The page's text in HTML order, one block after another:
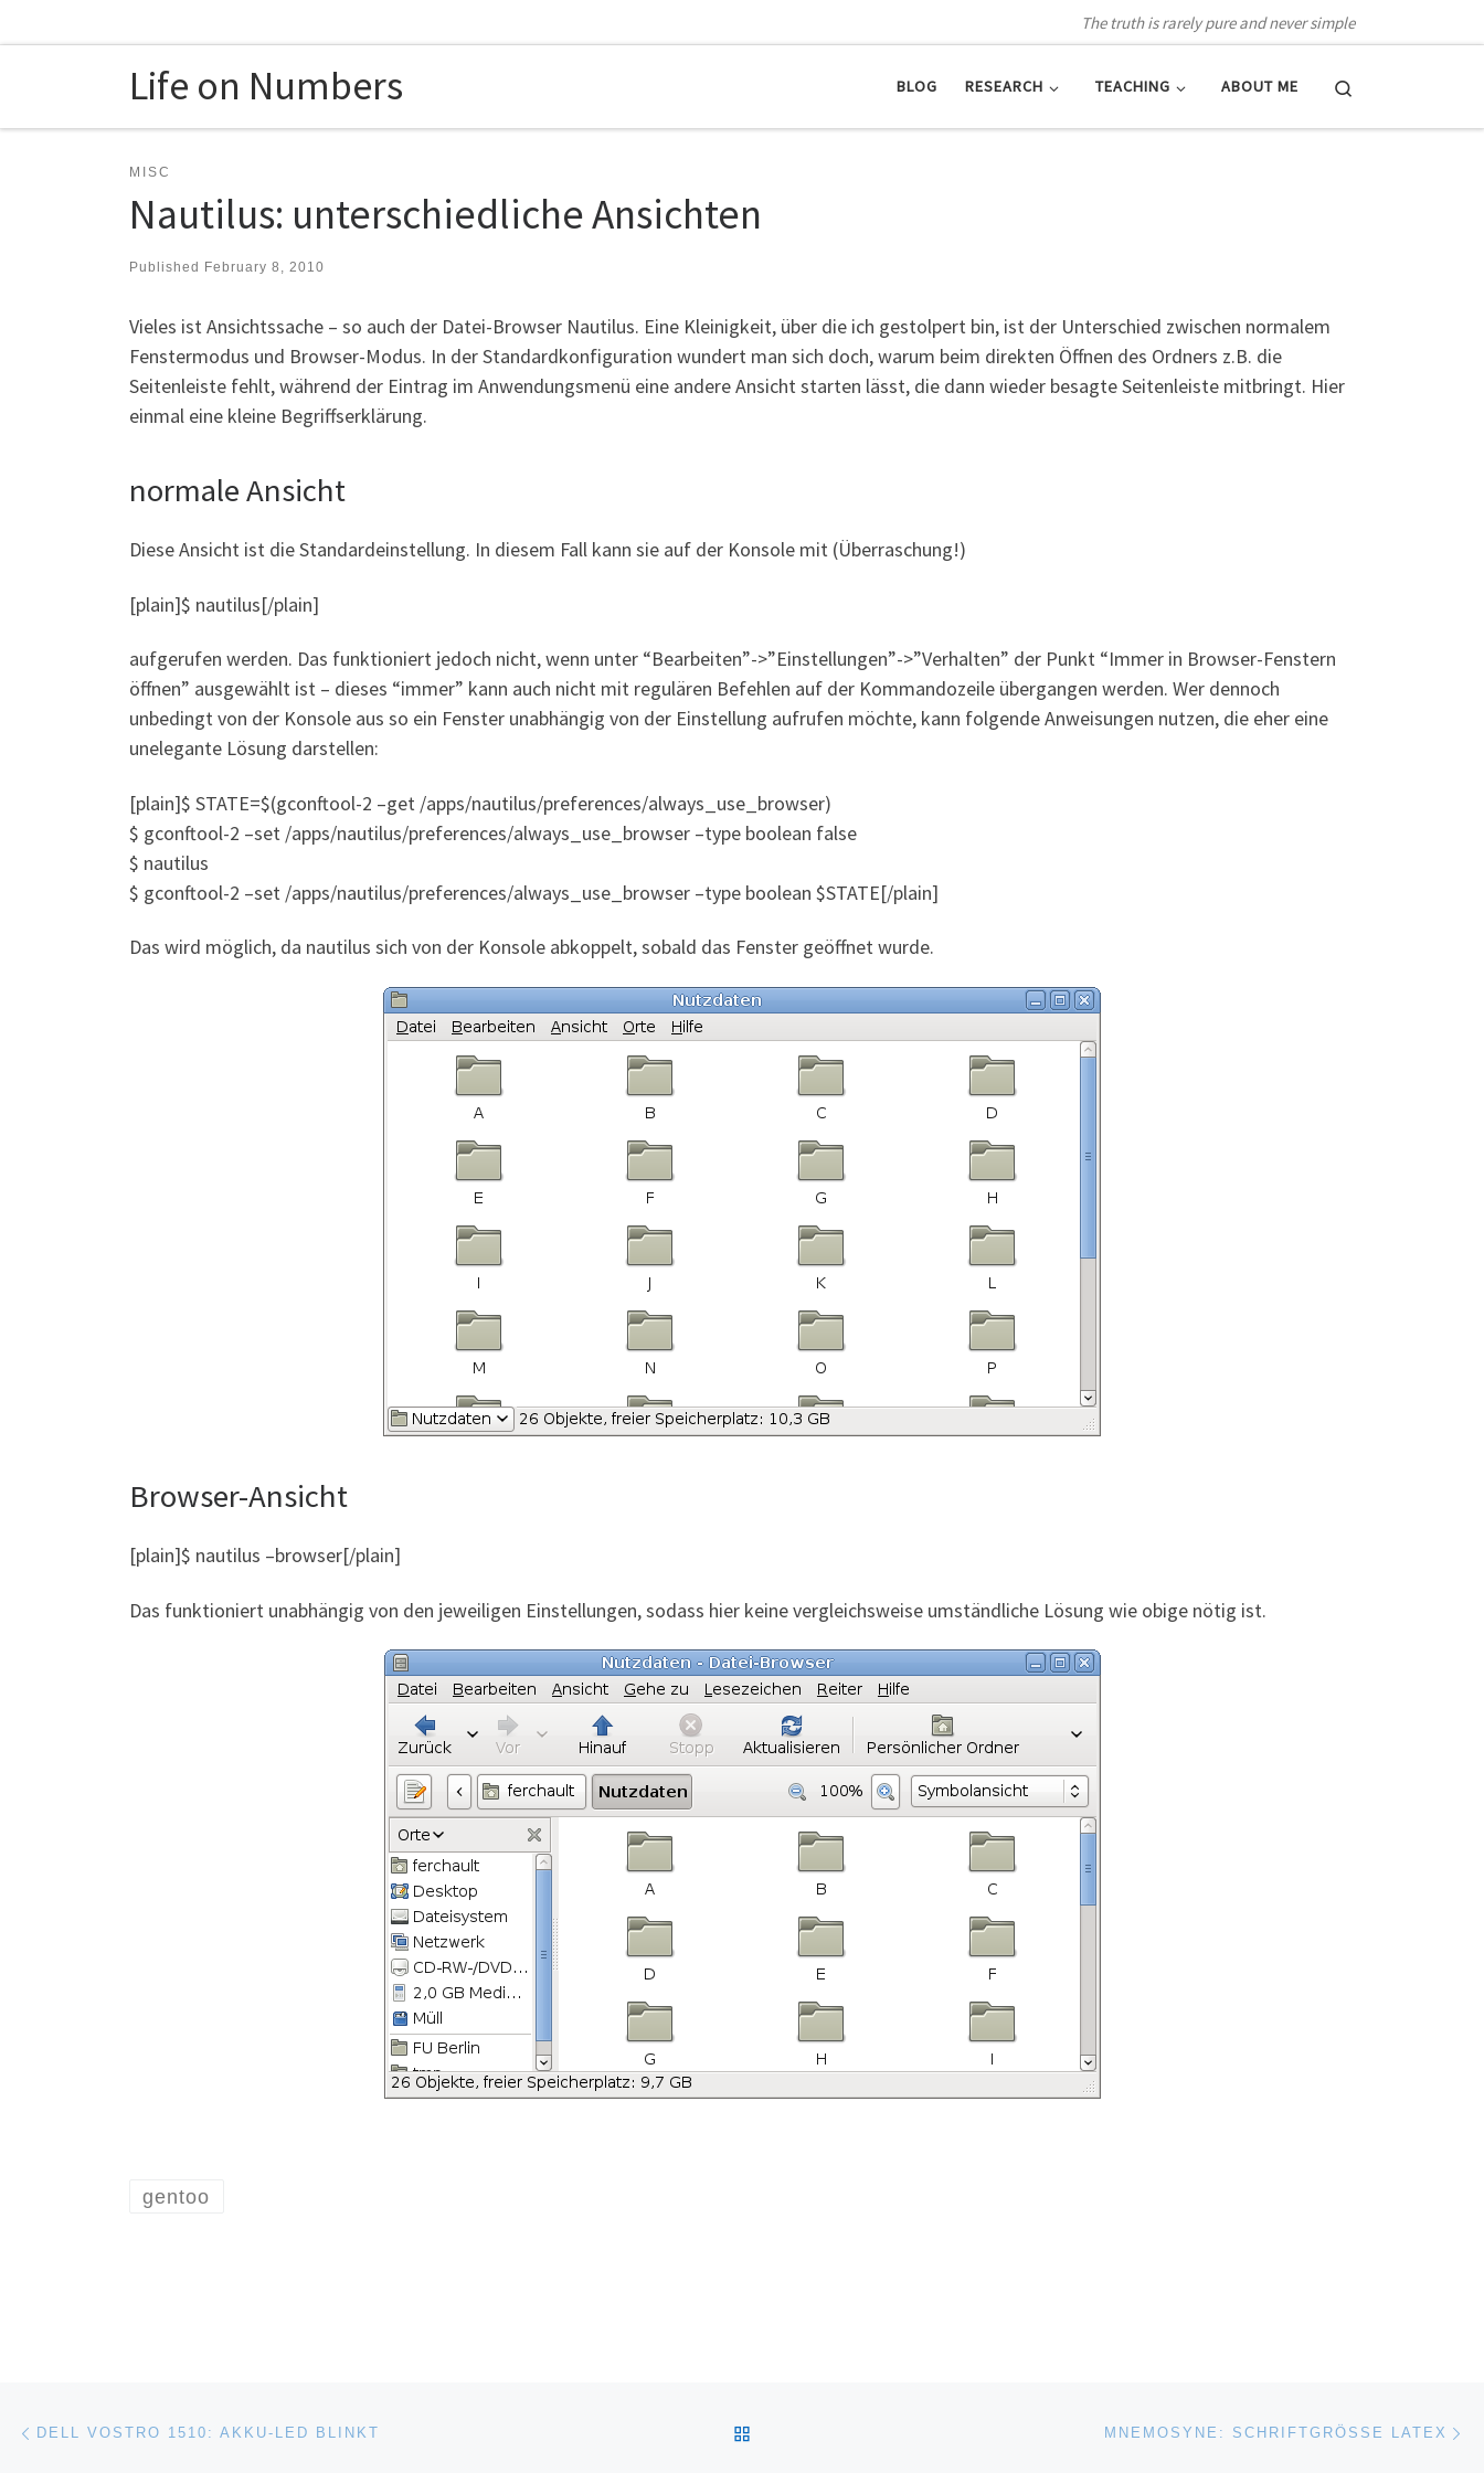
The truth is rarely pure and never simple
Life on Numbers BLOG RESEARCH TEACHING ABOUT ME
MISC
Nautilus: unterschiedliche Ansichten
Published February 8, 2010
Vieles ist Ansichtssache – so auch der Datei-Browser Nautilus. Eine Kleinigkeit, über die ich gestolpert bin, ist der Unterschied zwischen normalem
Fenstermodus und Browser-Modus. In der Standardkonfiguration wundert man sich doch, warum beim direkten Öffnen des Ordners z.B. die
Seitenleiste fehlt, während der Eintrag im Anwendungsmenü eine andere Ansicht starten lässt, die dann wieder besagte Seitenleiste mitbringt. Hier
einmal eine kleine Begriffserklärung.
normale Ansicht
Diese Ansicht ist die Standardeinstellung. In diesem Fall kann sie auf der Konsole mit (Überraschung!)
[plain]$ nautilus[/plain]
aufgerufen werden. Das funktioniert jedoch nicht, wenn unter “Bearbeiten”->”Einstellungen”->”Verhalten” der Punkt “Immer in Browser-Fenstern
öffnen” ausgewählt ist – dieses “immer” kann auch nicht mit regulären Befehlen auf der Kommandozeile übergangen werden. Wer dennoch
unbedingt von der Konsole aus so ein Fenster unabhängig von der Einstellung aufrufen möchte, kann folgende Anweisungen nutzen, die eher eine
unelegante Lösung darstellen:
[plain]$ STATE=$(gconftool-2 –get /apps/nautilus/preferences/always_use_browser)
$ gconftool-2 –set /apps/nautilus/preferences/always_use_browser –type boolean false
$ nautilus
$ gconftool-2 –set /apps/nautilus/preferences/always_use_browser –type boolean $STATE[/plain]
Das wird möglich, da nautilus sich von der Konsole abkoppelt, sobald das Fenster geöffnet wurde.
Browser-Ansicht
[plain]$ nautilus –browser[/plain]
Das funktioniert unabhängig von den jeweiligen Einstellungen, sodass hier keine vergleichsweise umständliche Lösung wie obige nötig ist.
gentoo
Post navigation
DELL VOSTRO 1510: AKKU-LED BLINKT MNEMOSYNE: SCHRIFTGRÖSSE LATEX